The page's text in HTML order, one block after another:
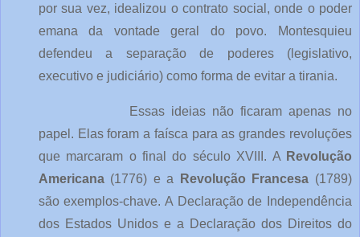
por sua vez, idealizou o contrato social, onde o poder
emana da vontade geral do povo. Montesquieu
defendeu a separação de poderes (legislativo,
executivo e judiciário) como forma de evitar a tirania.
Essas ideias não ficaram apenas no
papel. Elas foram a faísca para as grandes revoluções
que marcaram o final do século XVIII. A Revolução
Americana(1776) e a Revolução Francesa (1789)
são exemplos-chave. A Declaração de Independência
dos Estados Unidos e a Declaração dos Direitos do